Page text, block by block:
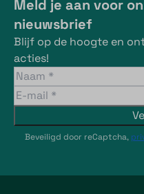
Meld je aan voor
nieuwsbrief
Blijf op de hoogte en
acties!
Beveiligd door reCaptcha,